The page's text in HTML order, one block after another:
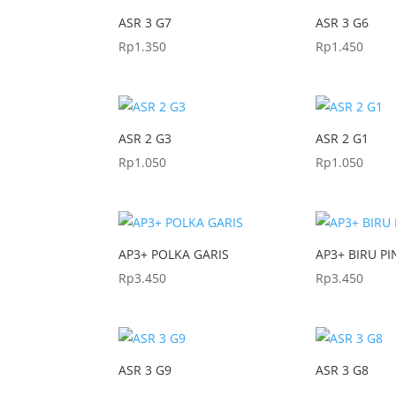
ASR 3 G7
Rp1.350
ASR 3 G6
Rp1.450
ASR 2 G3
Rp1.050
ASR 2 G1
Rp1.050
AP3+ POLKA GARIS
Rp3.450
AP3+ BIRU
Rp3.450
ASR 3 G9 ASR 3 G8